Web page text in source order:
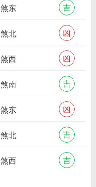
煞东 吉
煞北 凶
煞西 凶
煞南 吉
煞东 凶
煞北 吉
煞西 吉